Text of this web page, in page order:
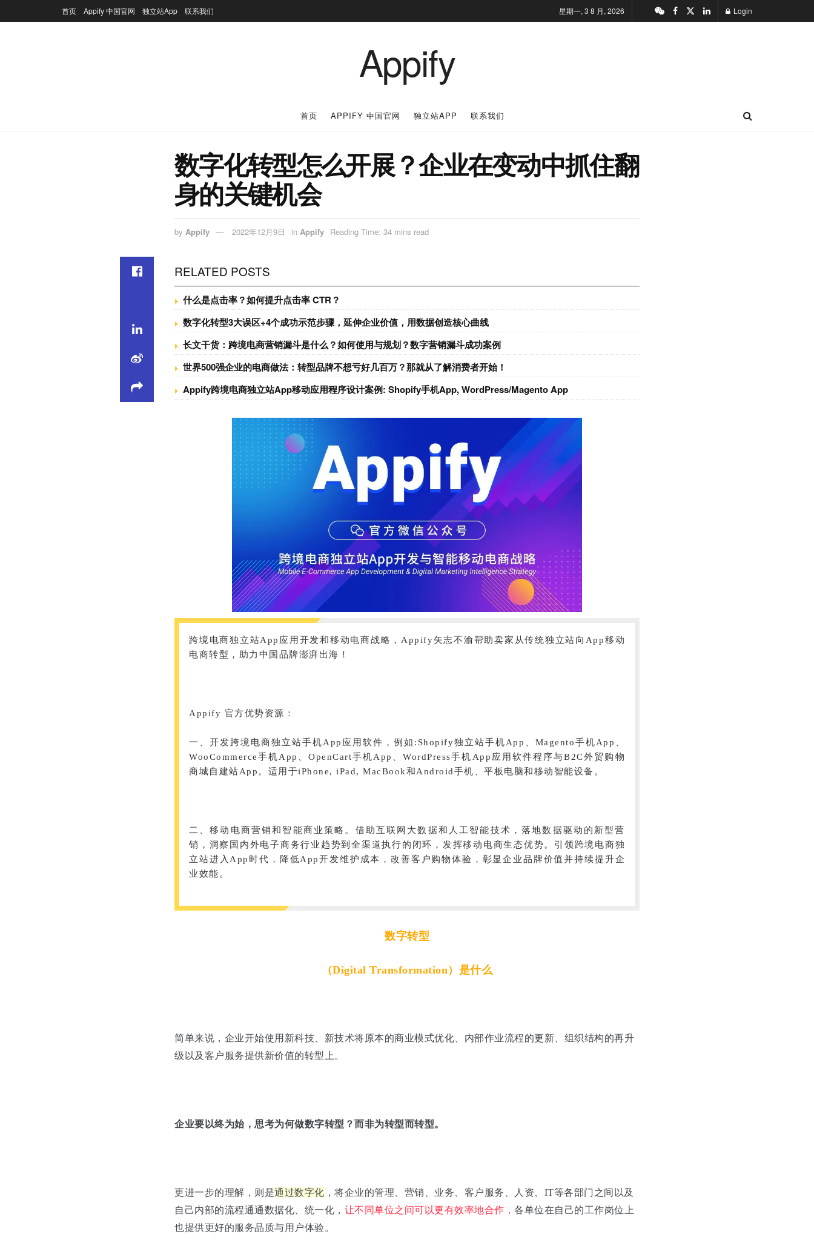
首页 Appify 中国官网 独立站App 联系我们 星期一, 3 8 月, 2026 Login
Appify
首页 APPIFY 中国官网 独立站APP 联系我们
数字化转型怎么开展？企业在变动中抓住翻
身的关键机会
by Appify 2022年12月9日 in Appify Reading Time: 34 mins read
RELATED POSTS
什么是点击率？如何提升点击率 CTR？
数字化转型3大误区+4个成功示范步骤，延伸企业价值，用数据创造核心曲线
长文干货：跨境电商营销漏斗是什么？如何使用与规划？数字营销漏斗成功案例
世界500强企业的电商做法：转型品牌不想亏好几百万？那就从了解消费者开始！
Appify跨境电商独立站App移动应用程序设计案例: Shopify手机App, WordPress/Magento App
跨境电商独立站App应用开发和移动电商战略，Appify矢志不渝帮助卖家从传统独立站向App移动
电商转型，助力中国品牌澎湃出海！
Appify 官方优势资源：
一、开发跨境电商独立站手机App应用软件，例如:Shopify独立站手机App、Magento手机App、
WooCommerce手机App、OpenCart手机App、WordPress手机App应用软件程序与B2C外贸购物
商城自建站App。适用于iPhone, iPad, MacBook和Android手机、平板电脑和移动智能设备。
二、移动电商营销和智能商业策略。借助互联网大数据和人工智能技术，落地数据驱动的新型营
销，洞察国内外电子商务行业趋势到全渠道执行的闭环，发挥移动电商生态优势。引领跨境电商独
立站进入App时代，降低App开发维护成本，改善客户购物体验，彰显企业品牌价值并持续提升企
业效能。
数字转型
（Digital Transformation）是什么
简单来说，企业开始使用新科技、新技术将原本的商业模式优化、内部作业流程的更新、组织结构的再升
级以及客户服务提供新价值的转型上。
企业要以终为始，思考为何做数字转型？而非为转型而转型。
更进一步的理解，则是通过数字化 ，将企业的管理、营销、业务、客户服务、人资、IT等各部门之间以及
自己内部的流程通通数据化、统一化， 让不同单位之间可以更有效率地合作， 各单位在自己的工作岗位上
也提供更好的服务品质与用户体验。